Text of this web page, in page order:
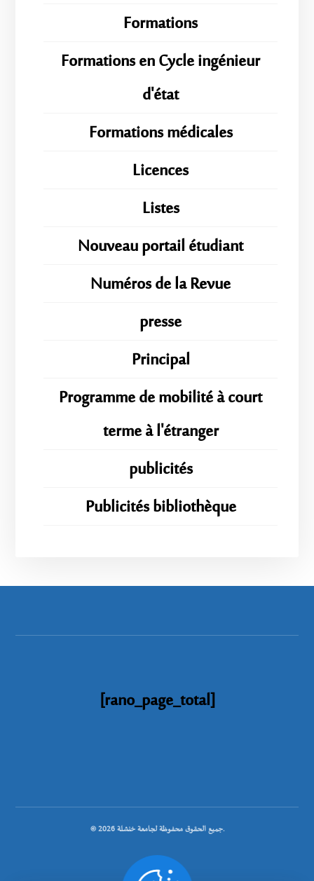
Formations
Formations en Cycle ingénieur
d'état
Formations médicales
Licences
Listes
Nouveau portail étudiant
Numéros de la Revue
presse
Principal
Programme de mobilité à court
terme à l'étranger
publicités
Publicités bibliothèque
[rano_page_total]
© جميع الحقوق محفوظة لجامعة خنشلة 2026.
.